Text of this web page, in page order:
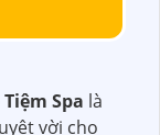
Spa là
vời cho